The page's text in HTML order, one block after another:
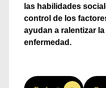
las habilidades
control de los
ayudan a ralentizar
enfermedad.